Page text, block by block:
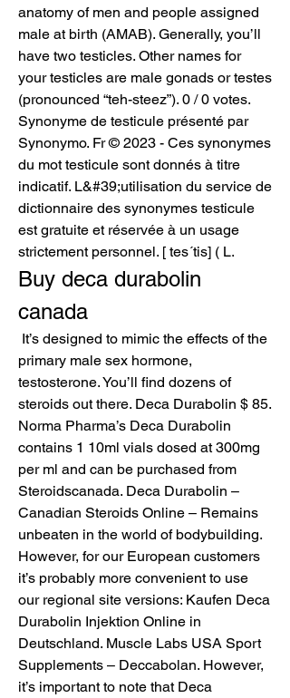
anatomy of men and people assigned
male at birth (AMAB). Generally, you’ll
have two testicles. Other names for
your testicles are male gonads or testes
(pronounced “teh-steez”). 0 / 0 votes.
Synonyme de testicule présenté par
Synonymo. Fr © 2023 - Ces synonymes
du mot testicule sont donnés à titre
indicatif. L&#39;utilisation du service de
dictionnaire des synonymes testicule
est gratuite et réservée à un usage
strictement personnel. [ tes´tis] ( L.
Buy deca durabolin
canada
primary male sex hormone,
testosterone. You’ll find dozens of
steroids out there. Deca Durabolin $ 85.
Norma Pharma’s Deca Durabolin
contains 1 10ml vials dosed at 300mg
per ml and can be purchased from
Steroidscanada. Deca Durabolin –
Canadian Steroids Online – Remains
unbeaten in the world of bodybuilding.
However, for our European customers
it’s probably more convenient to use
our regional site versions: Kaufen Deca
Durabolin Injektion Online in
Deutschland. Muscle Labs USA Sport
Supplements – Deccabolan. However,
it’s important to note that Deca